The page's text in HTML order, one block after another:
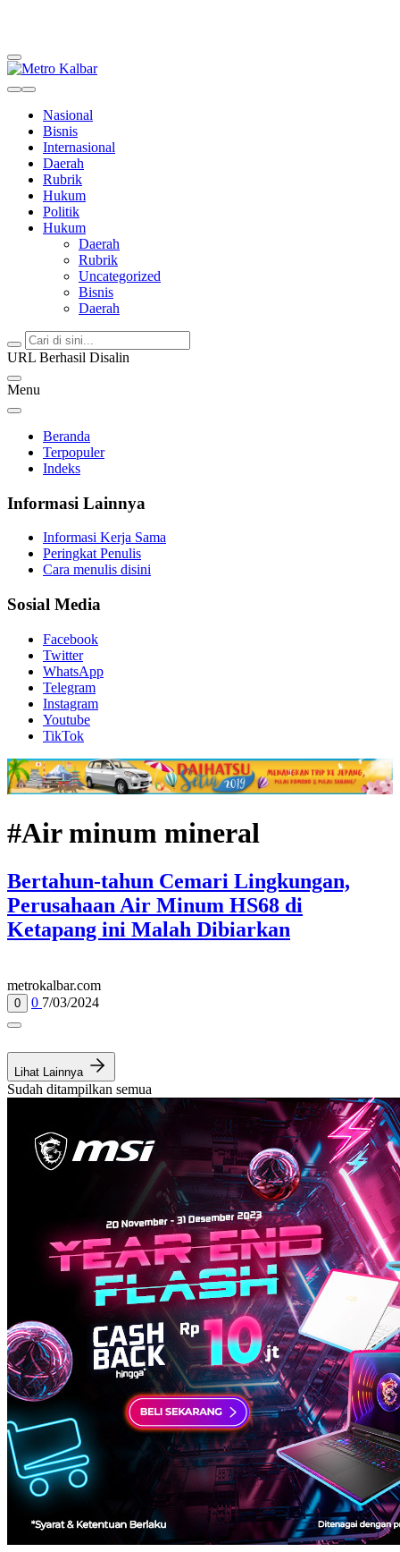
Nasional
Bisnis
Internasional
Daerah
Rubrik
Hukum
Politik
Hukum
Daerah
Rubrik
Uncategorized
Bisnis
Daerah
URL Berhasil Disalin
Menu
Beranda
Terpopuler
Indeks
Informasi Lainnya
Informasi Kerja Sama
Peringkat Penulis
Cara menulis disini
Sosial Media
Facebook
Twitter
WhatsApp
Telegram
Instagram
Youtube
TikTok
#Air minum mineral
Bertahun-tahun Cemari Lingkungan,
Perusahaan Air Minum HS68 di
Ketapang ini Malah Dibiarkan
metrokalbar.com
0 0 7/03/2024
Lihat Lainnya
Sudah ditampilkan semua